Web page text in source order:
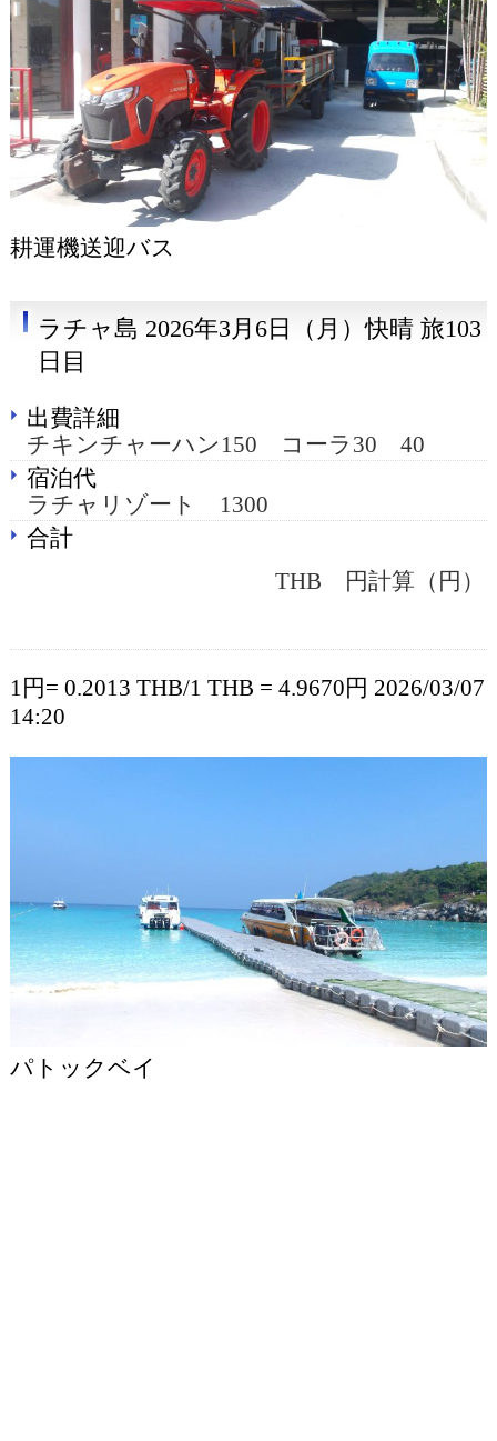
耕運機送迎バス
ラチャ島 2026年3月6日（月）快晴 旅103
日目
出費詳細
チキンチャーハン150 コーラ30 40
宿泊代
ラチャリゾート 1300
合計
THB 円計算（円）
1円= 0.2013 THB/1 THB = 4.9670円 2026/03/07
14:20
パトックベイ